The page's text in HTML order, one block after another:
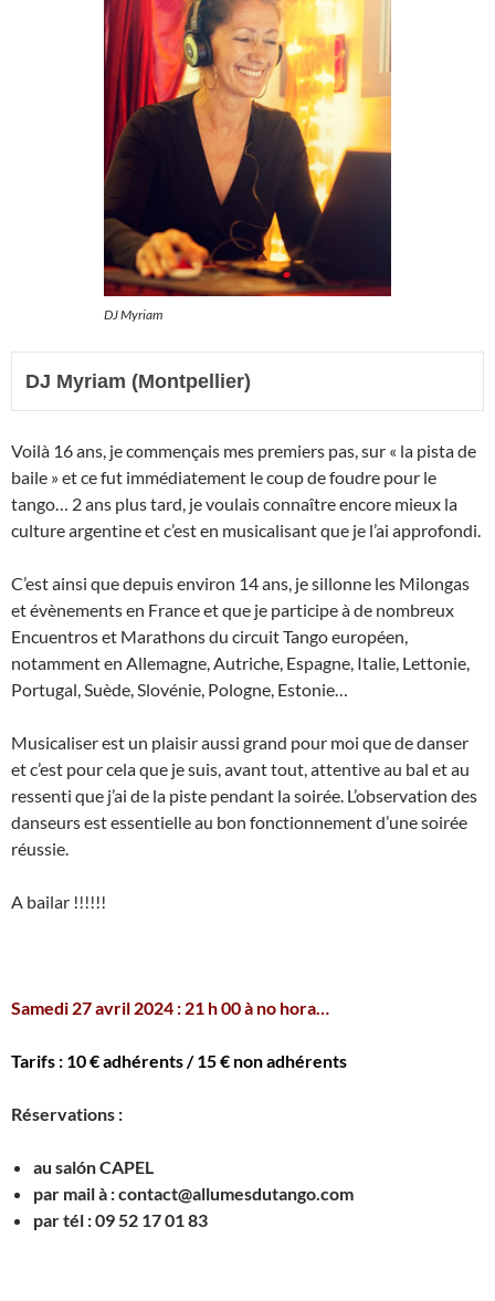
DJ Myriam
DJ Myriam (Montpellier)
Voilà 16 ans, je commençais mes premiers pas, sur « la pista de
baile » et ce fut immédiatement le coup de foudre pour le
tango… 2 ans plus tard, je voulais connaître encore mieux la
culture argentine et c’est en musicalisant que je l’ai approfondi.
C’est ainsi que depuis environ 14 ans, je sillonne les Milongas
et évènements en France et que je participe à de nombreux
Encuentros et Marathons du circuit Tango européen,
notamment en Allemagne, Autriche, Espagne, Italie, Lettonie,
Portugal, Suède, Slovénie, Pologne, Estonie…
Musicaliser est un plaisir aussi grand pour moi que de danser
et c’est pour cela que je suis, avant tout, attentive au bal et au
ressenti que j’ai de la piste pendant la soirée. L’observation des
danseurs est essentielle au bon fonctionnement d’une soirée
réussie.
A bailar !!!!!!
Samedi 27 avril 2024 : 21 h 00 à no hora…
Tarifs : 10 € adhérents / 15 € non adhérents
Réservations :
au salón CAPEL
par mail à : contact@allumesdutango.com
par tél : 09 52 17 01 83